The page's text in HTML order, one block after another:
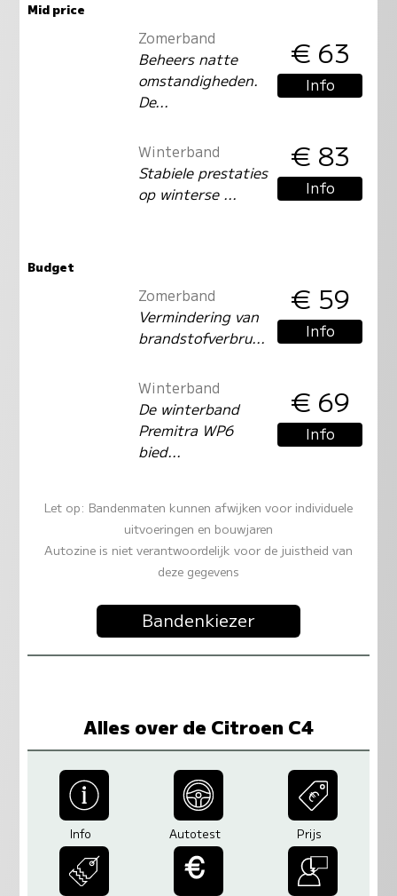
Mid price
Zomerband
Beheers natte
omstandigheden.
De...
€ 63
Info
Winterband
Stabiele prestaties
op winterse ...
€ 83
Info
Budget
Zomerband
Vermindering van
brandstofverbru...
€ 59
Info
Winterband
De winterband
Premitra WP6
bied...
€ 69
Info
Let op: Bandenmaten kunnen afwijken voor individuele
uitvoeringen en bouwjaren
Autozine is niet verantwoordelijk voor de juistheid van
deze gegevens
Bandenkiezer
Alles over de Citroen C4
Info Autotest Prijs